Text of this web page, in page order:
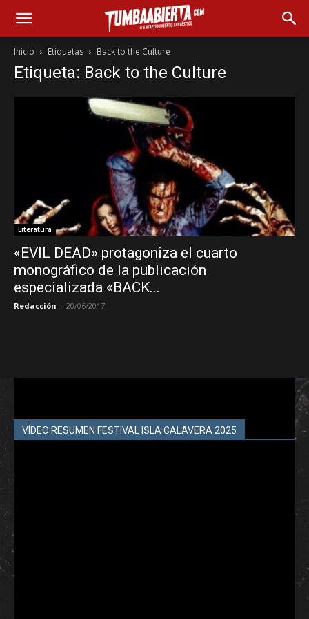
Inicio Etiquetas Back to the Culture
Etiqueta: Back to the Culture
Literatura
«EVIL DEAD» protagoniza el cuarto
monográfico de la publicación
especializada «BACK...
Redacción - 20/06/2017
VÍDEO RESUMEN FESTIVAL ISLA CALAVERA 2025